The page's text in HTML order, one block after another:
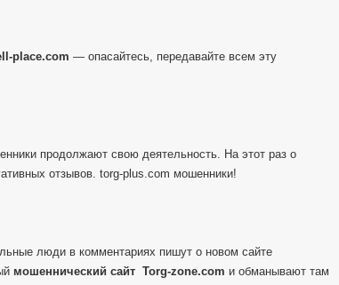
place.com — опасайтесь, передавайте всем эту
продолжают свою деятельность. На этот раз о
отзывов. torg-plus.com мошенники!
люди в комментариях пишут о новом сайте
мошеннический сайт Torg-zone.com и обманывают там